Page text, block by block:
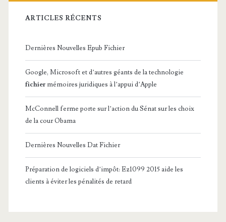
ARTICLES RÉCENTS
Dernières Nouvelles Epub Fichier
Google, Microsoft et d’autres géants de la technologie
fichier mémoires juridiques à l’appui d’Apple
McConnell ferme porte sur l’action du Sénat sur les choix
de la cour Obama
Dernières Nouvelles Dat Fichier
Préparation de logiciels d’impôt: Ez1099 2015 aide les
clients à éviter les pénalités de retard